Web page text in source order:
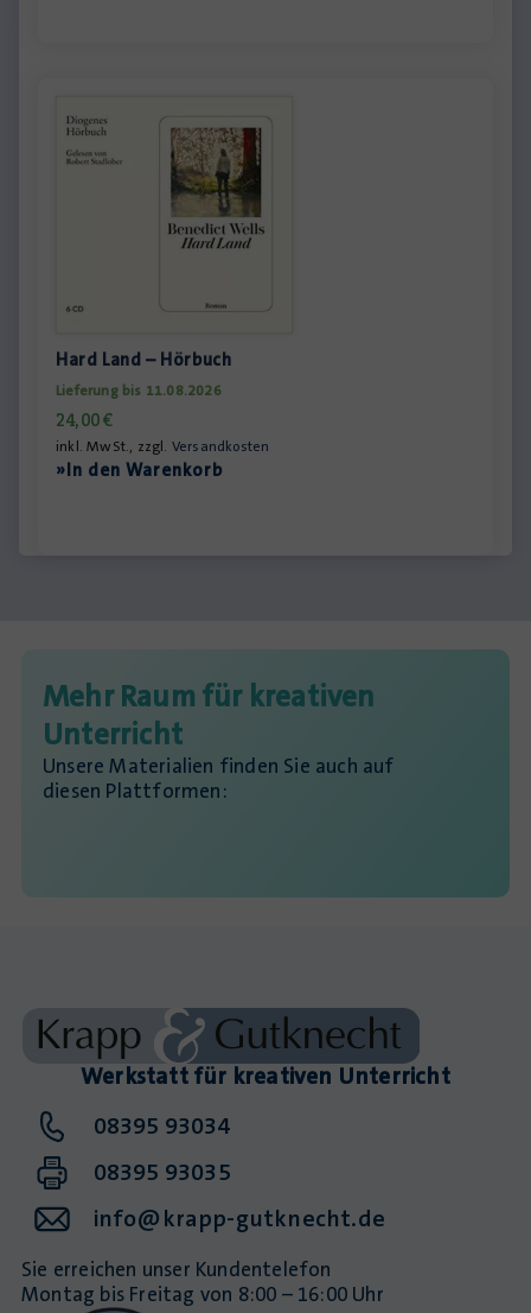
Hard Land – Hörbuch
Lieferung bis 11.08.2026
24,00€
inkl. MwSt., zzgl. Versandkosten
»In den Warenkorb
Mehr Raum für kreativen
Unterricht
Unsere Materialien finden Sie auch auf
diesen Plattformen:
Werkstatt für kreativen Unterricht
08395 93034
08395 93035
info@krapp-gutknecht.de
Sie erreichen unser Kundentelefon
Montag bis Freitag von 8:00 – 16:00 Uhr